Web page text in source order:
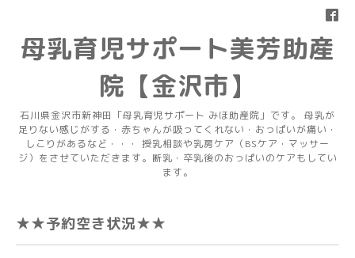
母乳育児サポート美芳助産
院【金沢市】
石川県金沢市新神田「母乳育児サポート みほ助産院」です。 母乳が
足りない感じがする・赤ちゃんが吸ってくれない・おっぱいが痛い・
しこりがあるなど・・・ 授乳相談や乳房ケア（BSケア・マッサー
ジ）をさせていただきます。断乳・卒乳後のおっぱいのケアもしてい
ます。
★★予約空き状況★★